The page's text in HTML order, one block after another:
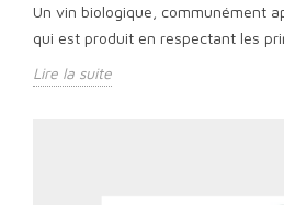
Un vin biologique, communément
qui est produit en respectant les
Lire la suite